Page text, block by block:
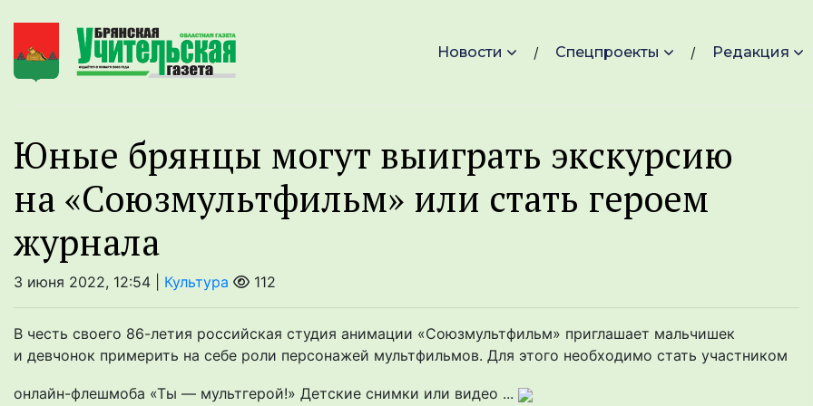
Новости Спецпроекты Редакция
Юные брянцы могут выиграть экскурсию
на «Союзмультфильм» или стать героем
журнала
3 июня 2022, 12:54 | Культура 112
В честь своего 86-летия российская студия анимации «Союзмультфильм» приглашает мальчишек
и девчонок примерить на себе роли персонажей мультфильмов. Для этого необходимо стать участником
онлайн-флешмоба «Ты — мультгерой!» Детские снимки или видео ...